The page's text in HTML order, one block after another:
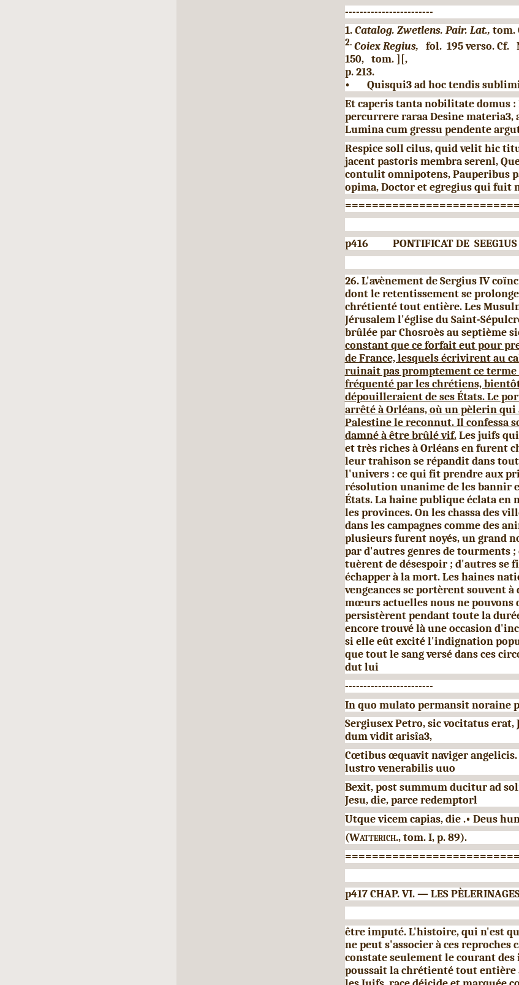
------------------------
1.Catalog. Zwetlens. Pair. Lat., tom.
2. Coiex Regius, fol.195 verso. Cf.
150,tom. ][,
p. 213.
•
Quisqui3 ad hoc tendis
Et caperis tanta nobilitate domus
percurrere raraaDesine materia3,
Lumina cum gressu pendente
Respice soll cilus, quid velit hic
jacent pastoris membra serenl,
contulit omnipotens,Pauperibus
opima, Doctor et egregius qui fuit
p416 PONTIFICAT DESEEG1US
26. L'avènement de SergiusIV
dontleretentissement se
chrétienté tout entière. Les
Jérusalem l'église du Saint-
brûlée par Chosroès au septième
constant que ce forfait eut pour
de France, lesquels écrivirent au
ruinait pas promptement ce terme
fréquenté par les chré­tiens,
dépouilleraient de ses États. Le
arrêté à Orléans, où un pèlerin qui
Palestine le reconnut. Il confessa
damné à être brûlé vif.Les juifs
et très riches à Orléans en furent
leur trahison se répandit dans
l'univers : ce qui fit prendre aux
résolution unanime de les bannir
États. La haine publique éclata en
les provinces. On les chassa des
dans les campagnes comme des
plusieurs furent noyés, un grand
par d'autres genres de tourments ;
tuèrent de déses­poir ; d'autres se
échapper à la mort. Les haines
vengeances se portèrent souvent à
mœurs actuelles nous ne pouvons
persistèrent pendant toute la
encore trouvé là une occasion
si elle eût excité l'indignation
que tout le sang versé dans ces
dut lui
------------------------
In quo mulato permansit noraine
Sergiusex Petro, sic vocitatus erat,
dum vidit arisîa3,
Cœtibus œquavit naviger
lustro venerabilis uuo
Bexit, post summum ducitur ad
Jesu, die, parce redemptorl
Utque vicem capias, die .• Deus
(Watterich.,tom.I,p. 89).
p417 CHAP.VI.—LES PÈ
être imputé. L'histoire, qui n'est
ne peut s'associer à ces reproches
constate seulement le courant des
poussait la chrétienté tout en­tière